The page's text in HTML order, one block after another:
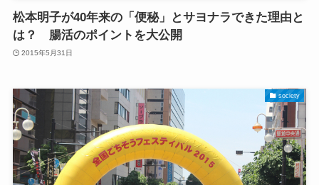
松本明子が40年来の「便秘」とサヨナラできた理由と
は？ 腸活のポイントを大公開
2015年5月31日
society